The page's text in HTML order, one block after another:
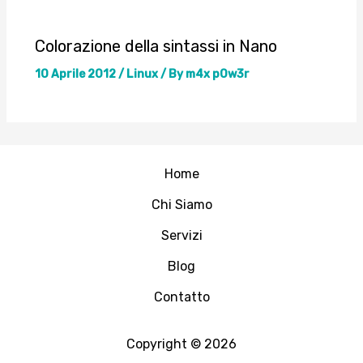
Colorazione della sintassi in Nano
10 Aprile 2012/ Linux/ Bym4x p0w3r
Home
Chi Siamo
Servizi
Blog
Contatto
Copyright © 2026